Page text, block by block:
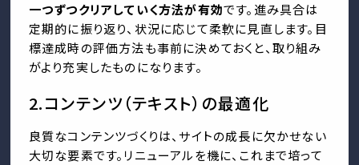
一つずつクリアしていく方法が有効です。進み具合は
定期的に振り返り、状況に応じて柔軟に見直します。目
標達成時の評価方法も事前に決めておくと、取り組み
がより充実したものになります。
2.コンテンツ（テキスト）の最適化
良質なコンテンツづくりは、サイトの成長に欠かせない
大切な要素です。リニューアルを機に、これまで培って